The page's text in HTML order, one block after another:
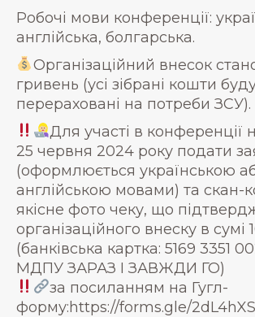
Робочі мови конференції:
англійська, болгарська.
Організаційний внесок
гривень (усі зібрані кошти
перераховані на потреби ЗСУ).
Для участі в конференції
25 червня 2024 року подати
(оформлюється українською
англійською мовами) та скан-
якісне фото чеку, що
організаційного внеску в сумі
(банківська картка: 5169 3351
МДПУ ЗАРАЗ І ЗАВЖДИ ГО)
за посиланням на Гугл-
форму:https://forms.gle/